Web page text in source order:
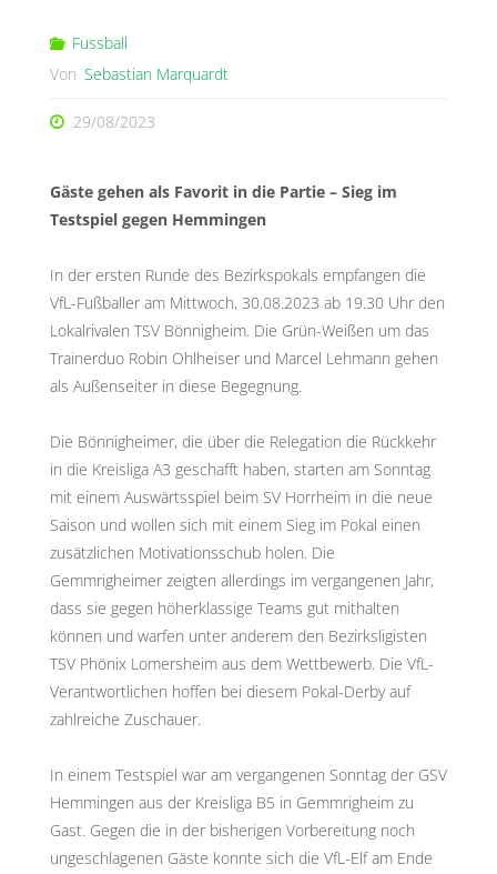
Fussball
Von Sebastian Marquardt
29/08/2023
Gäste gehen als Favorit in die Partie – Sieg im
Testspiel gegen Hemmingen
In der ersten Runde des Bezirkspokals empfangen die
VfL-Fußballer am Mittwoch, 30.08.2023 ab 19.30 Uhr den
Lokalrivalen TSV Bönnigheim. Die Grün-Weißen um das
Trainerduo Robin Ohlheiser und Marcel Lehmann gehen
als Außenseiter in diese Begegnung.
Die Bönnigheimer, die über die Relegation die Rückkehr
in die Kreisliga A3 geschafft haben, starten am Sonntag
mit einem Auswärtsspiel beim SV Horrheim in die neue
Saison und wollen sich mit einem Sieg im Pokal einen
zusätzlichen Motivationsschub holen. Die
Gemmrigheimer zeigten allerdings im vergangenen Jahr,
dass sie gegen höherklassige Teams gut mithalten
können und warfen unter anderem den Bezirksligisten
TSV Phönix Lomersheim aus dem Wettbewerb. Die VfL-
Verantwortlichen hoffen bei diesem Pokal-Derby auf
zahlreiche Zuschauer.
In einem Testspiel war am vergangenen Sonntag der GSV
Hemmingen aus der Kreisliga B5 in Gemmrigheim zu
Gast. Gegen die in der bisherigen Vorbereitung noch
ungeschlagenen Gäste konnte sich die VfL-Elf am Ende